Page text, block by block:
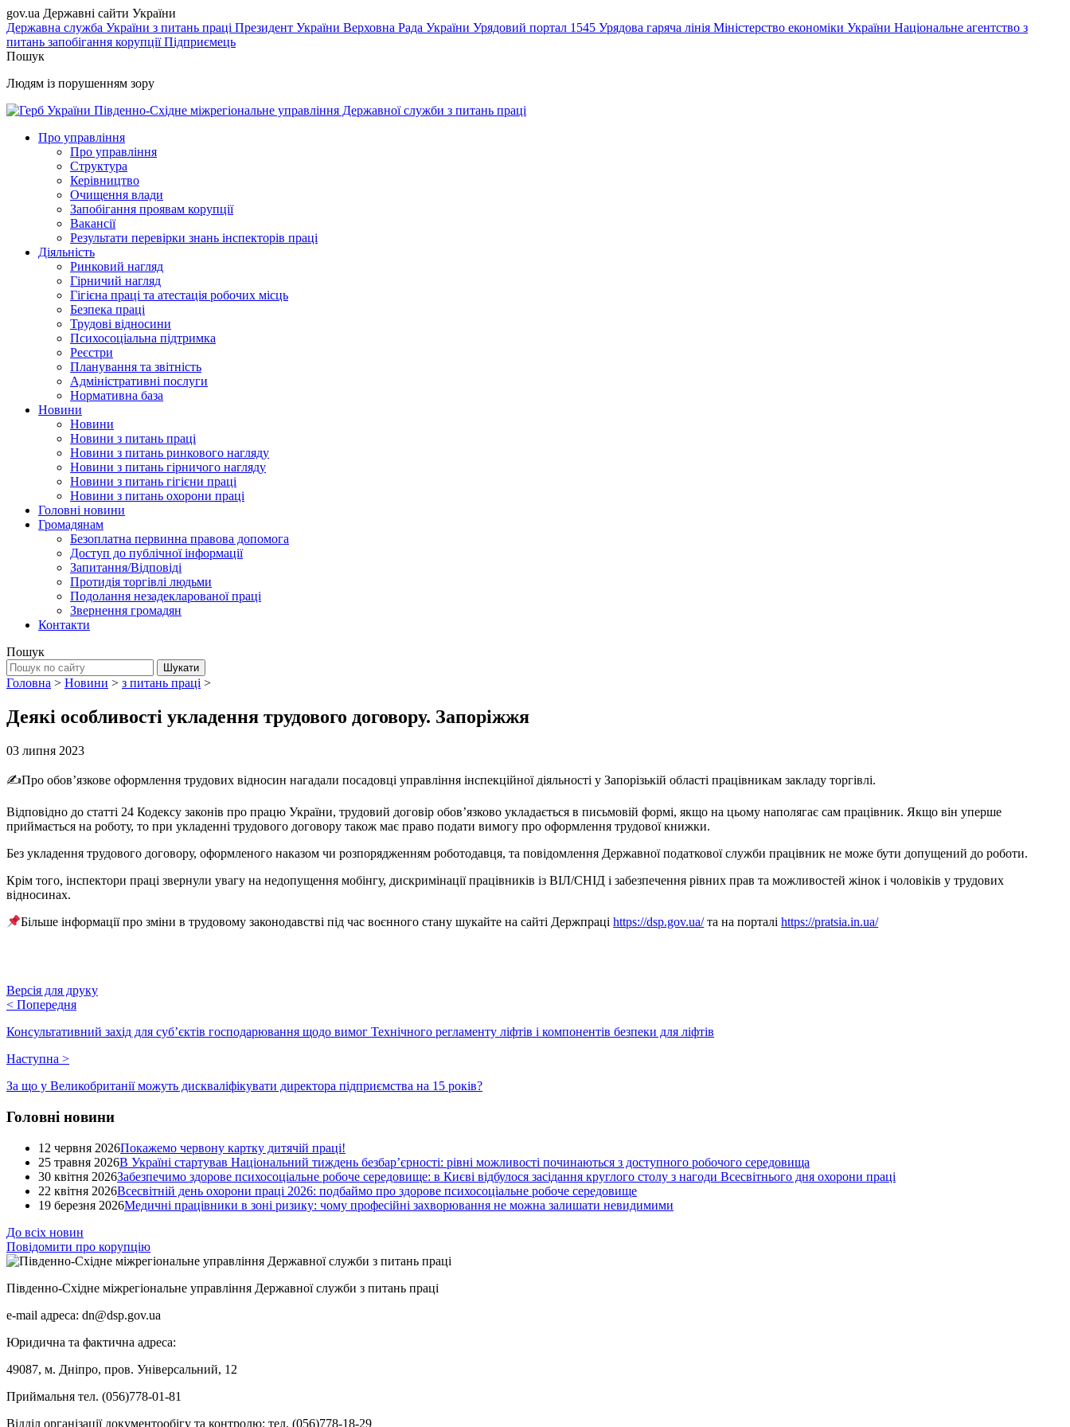
gov.ua Державні сайти України
Державна служба України з питань праці Президент України Верховна Рада України Урядовий портал 1545 Урядова гаряча лінія Міністерство економіки України Національне агентство з
питань запобігання корупціїПідприємець
Пошук
Людям із порушенням зору
Південно-Східне міжрегіональне управління Державної служби з питань праці
Про управління
Про управління
Структура
Керівництво
Очищення влади
Запобігання проявам корупції
Вакансії
Результати перевірки знань інспекторів праці
Діяльність
Ринковий нагляд
Гірничий нагляд
Гігієна праці та атестація робочих місць
Безпека праці
Трудові відносини
Психосоціальна підтримка
Реєстри
Планування та звітність
Адміністративні послуги
Нормативна база
Новини
Новини
Новини з питань праці
Новини з питань ринкового нагляду
Новини з питань гірничого нагляду
Новини з питань гігієни праці
Новини з питань охорони праці
Головні новини
Громадянам
Безоплатна первинна правова допомога
Доступ до публічної інформації
Запитання/Відповіді
Протидія торгівлі людьми
Подолання незадекларованої праці
Звернення громадян
Контакти
Пошук
Головна > Новини > з питань праці >
Деякі особливості укладення трудового договору. Запоріжжя
03 липня 2023
✍️Про обов’язкове оформлення трудових відносин нагадали посадовці управління інспекційної діяльності у Запорізькій області працівникам закладу торгівлі.
Відповідно до статті 24 Кодексу законів про працю України, трудовий договір обов’язково укладається в письмовій формі, якщо на цьому наполягає сам працівник. Якщо він уперше
приймається на роботу, то при укладенні трудового договору також має право подати вимогу про оформлення трудової книжки.
Без укладення трудового договору, оформленого наказом чи розпорядженням роботодавця, та повідомлення Державної податкової служби працівник не може бути допущений до роботи.
Крім того, інспектори праці звернули увагу на недопущення мобінгу, дискримінації працівників із ВІЛ/СНІД і забезпечення рівних прав та можливостей жінок і чоловіків у трудових
відносинах.
Більше інформації про зміни в трудовому законодавстві під час воєнного стану шукайте на сайті Держпраціhttps://dsp.gov.ua/та на порталіhttps://pratsia.in.ua/
Версія для друку
< Попередня
Консультативний захід для суб’єктів господарювання щодо вимог Технічного регламенту ліфтів і компонентів безпеки для ліфтів
Наступна >
За що у Великобританії можуть дискваліфікувати директора підприємства на 15 років?
Головні новини
12 червня 2026Покажемо червону картку дитячій праці!
25 травня 2026В Україні стартував Національний тиждень безбар’єрності: рівні можливості починаються з доступного робочого середовища
30 квітня 2026Забезпечимо здорове психосоціальне робоче середовище: в Києві відбулося засідання круглого столу з нагоди Всесвітнього дня охорони праці
22 квітня 2026Всесвітній день охорони праці 2026: подбаймо про здорове психосоціальне робоче середовище
19 березня 2026Медичні працівники в зоні ризику: чому професійні захворювання не можна залишати невидимими
До всіх новин
Повідомити про корупцію
Південно-Східне міжрегіональне управління Державної служби з питань праці
e-mail адреса: dn@dsp.gov.ua
Юридична та фактична адреса:
49087, м. Дніпро, пров. Універсальний, 12
Приймальня тел. (056)778-01-81
Відділ організації документообігу та контролю: тел. (056)778-18-29